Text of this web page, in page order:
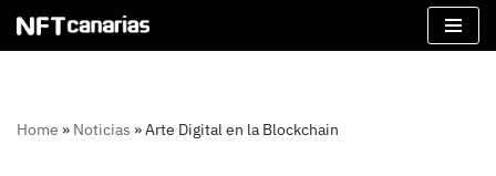
Home » Noticias »Arte Digital en la Blockchain